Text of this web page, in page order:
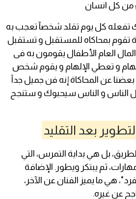
تفعله كل يوم تقلد شخصآ تعجب به
تقوم بمحاكاه للمستقبل و تستقبل
المال العام الأطفال يقومون به فى
و تعطي الإلهام و يقوم شخص
بعضنا عن المحاكاة إنه فن جميل جدآ
الناس و الناس سيحبوك و ستنجح
بعد التقليد
بل هي بداية التمرس، التي
ثم يبتكر ويطور. الإضافة
هي ما يميز الفنان عن الآخر،
عن غيره.